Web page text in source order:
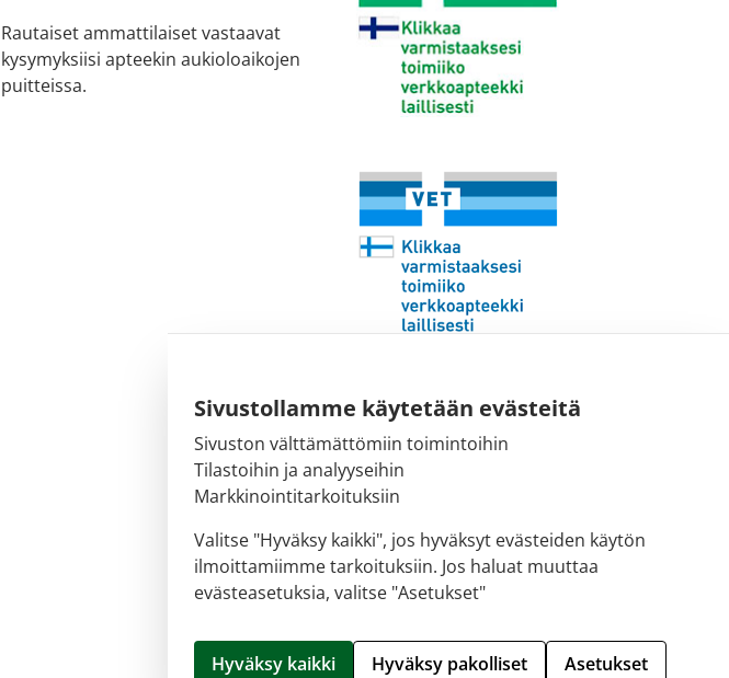
Sivustollamme käytetään evästeitä
Sivuston välttämättömiin toimintoihin
Tilastoihin ja analyyseihin
Markkinointitarkoituksiin
Valitse "Hyväksy kaikki", jos hyväksyt evästeiden käytön
ilmoittamiimme tarkoituksiin. Jos haluat muuttaa
evästeasetuksia, valitse "Asetukset"
Hyväksy kaikki Hyväksy pakolliset Asetukset
Rautaiset ammattilaiset vastaavat
kysymyksiisi apteekin aukioloaikojen
puitteissa.
kirjaamo@fimea.fi
Fimean vaihde:
029 522 3341
Hallitse evästeitä